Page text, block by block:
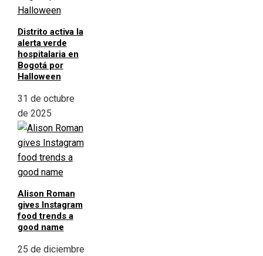
Distrito activa la
alerta verde
hospitalaria en
Bogotá por
Halloween
31 de octubre
de 2025
Alison Roman
gives Instagram
food trends a
good name
25 de diciembre